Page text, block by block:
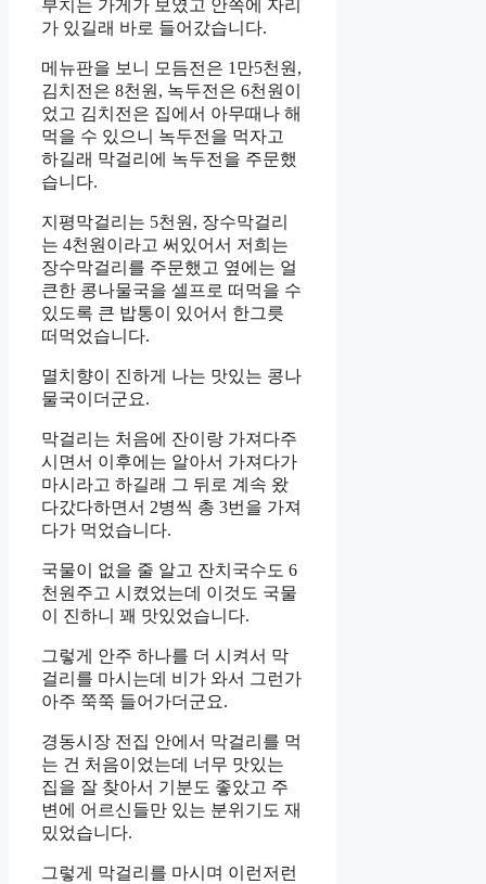
부치는 가게가 보였고 안쪽에 자리
가 있길래 바로 들어갔습니다.
메뉴판을 보니 모듬전은 1만5천원,
김치전은 8천원, 녹두전은 6천원이
었고 김치전은 집에서 아무때나 해
먹을 수 있으니 녹두전을 먹자고
하길래 막걸리에 녹두전을 주문했
습니다.
지평막걸리는 5천원, 장수막걸리
는 4천원이라고 써있어서 저희는
장수막걸리를 주문했고 옆에는 얼
큰한 콩나물국을 셀프로 떠먹을 수
있도록 큰 밥통이 있어서 한그릇
떠먹었습니다.
멸치향이 진하게 나는 맛있는 콩나
물국이더군요.
막걸리는 처음에 잔이랑 가져다주
시면서 이후에는 알아서 가져다가
마시라고 하길래 그 뒤로 계속 왔
다갔다하면서 2병씩 총 3번을 가져
다가 먹었습니다.
국물이 없을 줄 알고 잔치국수도 6
천원주고 시켰었는데 이것도 국물
이 진하니 꽤 맛있었습니다.
그렇게 안주 하나를 더 시켜서 막
걸리를 마시는데 비가 와서 그런가
아주 쭉쭉 들어가더군요.
경동시장 전집 안에서 막걸리를 먹
는 건 처음이었는데 너무 맛있는
집을 잘 찾아서 기분도 좋았고 주
변에 어르신들만 있는 분위기도 재
밌었습니다.
그렇게 막걸리를 마시며 이런저런